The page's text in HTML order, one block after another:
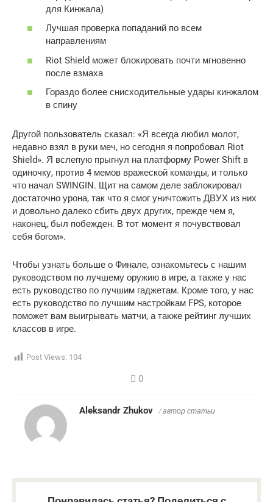
для Кинжала)
Лучшая проверка попаданий по всем
направлениям
Riot Shield может блокировать почти мгновенно
после взмаха
Гораздо более снисходительные удары кинжалом
в спину
Другой пользователь сказал: «Я всегда любил молот,
недавно взял в руки меч, но сегодня я попробовал Riot
Shield». Я вслепую прыгнул на платформу Power Shift в
одиночку, против 4 мемов вражеской команды, и только
что начал SWINGIN. Щит на самом деле заблокировал
достаточно урона, так что я смог уничтожить ДВУХ из них
и довольно далеко сбить двух других, прежде чем я,
наконец, был побежден. В тот момент я почувствовал
себя богом».
Чтобы узнать больше о Финале, ознакомьтесь с нашим
руководством по лучшему оружию в игре, а также у нас
есть руководство по лучшим гаджетам. Кроме того, у нас
есть руководство по лучшим настройкам FPS, которое
поможет вам выигрывать матчи, а также рейтинг лучших
классов в игре.
Post Views: 104
0
Aleksandr Zhukov / автор статьи